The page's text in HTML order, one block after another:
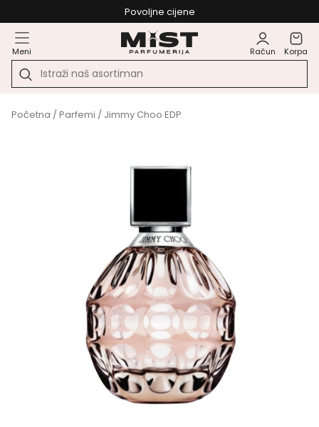
Povoljne cijene
Meni Račun Korpa
Početna /Parfemi / Jimmy Choo EDP